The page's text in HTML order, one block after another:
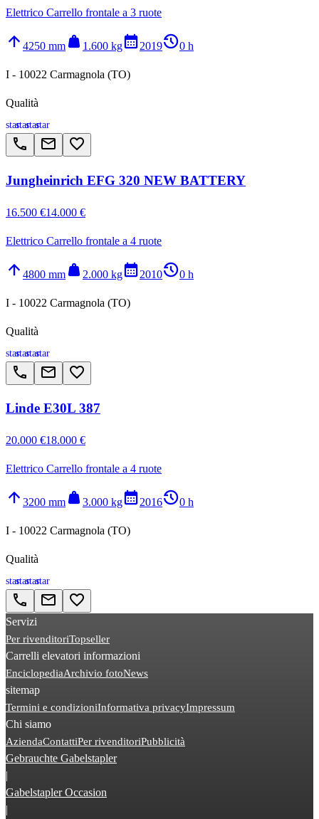
Elettrico Carrello frontale a 3 ruote
arrow_upward 4250 mm weight 1.600 kgcalendar_month2019history_20 h
I - 10022 Carmagnola (TO)
Qualità
starstarstarstar
call email favorite_border
Jungheinrich EFG 320 NEW BATTERY
16.500 €14.000 €
Elettrico Carrello frontale a 4 ruote
arrow_upward 4800 mm weight 2.000 kgcalendar_month2010history_20 h
I - 10022 Carmagnola (TO)
Qualità
starstarstarstar
call email favorite_border
Linde E30L 387
20.000 €18.000 €
Elettrico Carrello frontale a 4 ruote
arrow_upward 3200 mm weight 3.000 kgcalendar_month2016history_20 h
I - 10022 Carmagnola (TO)
Qualità
starstarstarstar
call email favorite_border
Servizi
Per rivenditoriTopseller
Carrelli elevatori informazioni
EnciclopediaArchivio fotoNews
sitemap
Termini e condizioniInformativa privacyImpressum
Chi siamo
AziendaContattiPer rivenditoriPubblicità
Gebrauchte Gabelstapler
|
Gabelstapler Occasion
|